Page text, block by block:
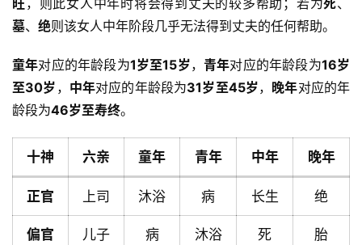
旺，则此女人中年时将会得到丈夫的较多帮助；若为死、
墓、 绝则该女人中年阶段几乎无法得到丈夫的任何帮助。
童年对应的年龄段为1岁至15岁，青年对应的年龄段为16岁
至30岁 ， 中年对应的年龄段为31岁至45岁， 晚年对应的年
龄段为46岁至寿终。
十神 六亲 童年 青年 中年 晚年
正官 上司 沐浴 病 长生 绝
偏官 儿子 病 沐浴 死 胎